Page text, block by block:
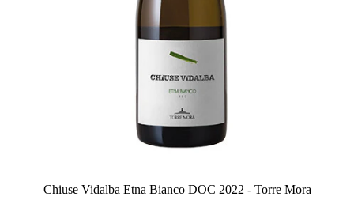
Chiuse Vidalba Etna Bianco DOC 2022 - Torre Mora